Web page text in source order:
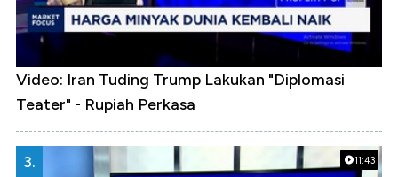
Video: Iran Tuding Trump Lakukan "Diplomasi
Teater" - Rupiah Perkasa
11:43
3.